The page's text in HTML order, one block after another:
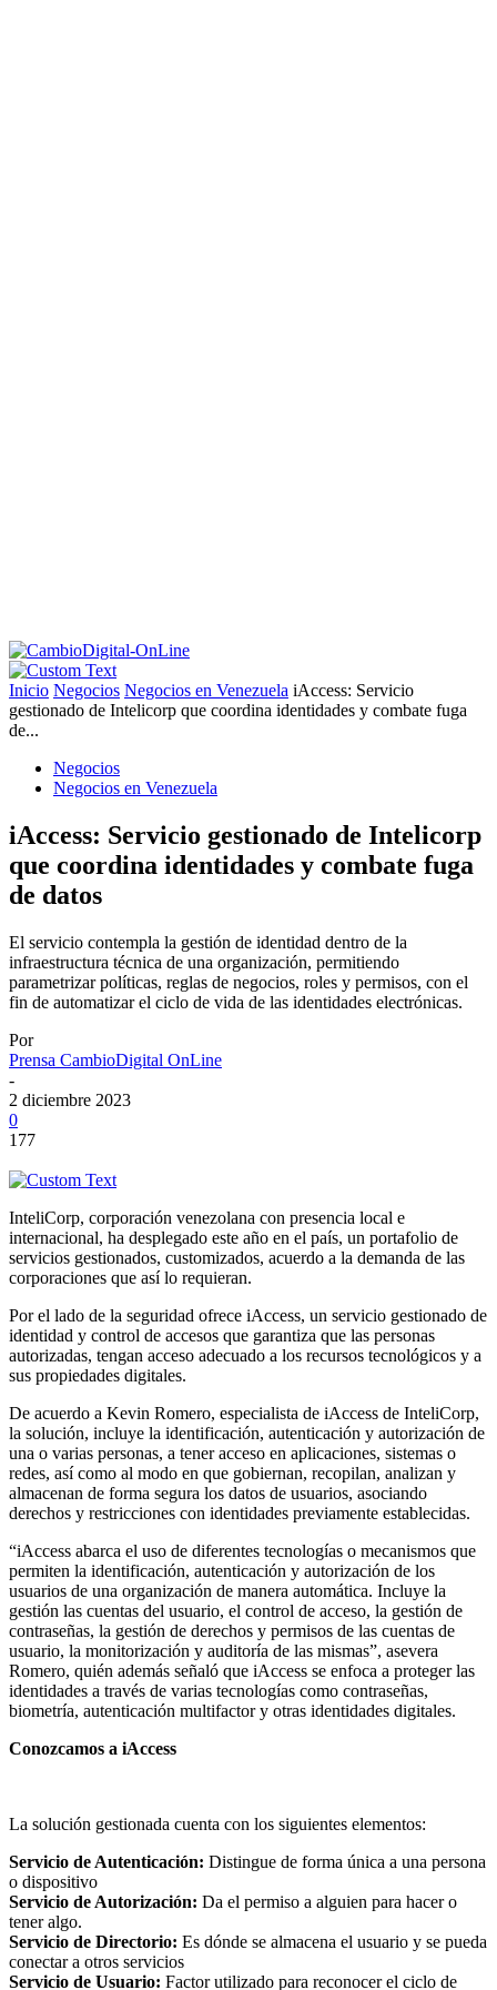
Inicio Negocios Negocios en Venezuela iAccess: Servicio
gestionado de Intelicorp que coordina identidades y combate fuga
de...
Negocios
Negocios en Venezuela
iAccess: Servicio gestionado de Intelicorp
que coordina identidades y combate fuga
de datos
El servicio contempla la gestión de identidad dentro de la
infraestructura técnica de una organización, permitiendo
parametrizar políticas, reglas de negocios, roles y permisos, con el
fin de automatizar el ciclo de vida de las identidades electrónicas.
Por
Prensa CambioDigital OnLine
-
2 diciembre 2023
0
177
InteliCorp, corporación venezolana con presencia local e
internacional, ha desplegado este año en el país, un portafolio de
servicios gestionados, customizados, acuerdo a la demanda de las
corporaciones que así lo requieran.
Por el lado de la seguridad ofrece iAccess, un servicio gestionado de
identidad y control de accesos que garantiza que las personas
autorizadas, tengan acceso adecuado a los recursos tecnológicos y a
sus propiedades digitales.
De acuerdo a Kevin Romero, especialista de iAccess de InteliCorp,
la solución, incluye la identificación, autenticación y autorización de
una o varias personas, a tener acceso en aplicaciones, sistemas o
redes, así como al modo en que gobiernan, recopilan, analizan y
almacenan de forma segura los datos de usuarios, asociando
derechos y restricciones con identidades previamente establecidas.
“iAccess abarca el uso de diferentes tecnologías o mecanismos que
permiten la identificación, autenticación y autorización de los
usuarios de una organización de manera automática. Incluye la
gestión las cuentas del usuario, el control de acceso, la gestión de
contraseñas, la gestión de derechos y permisos de las cuentas de
usuario, la monitorización y auditoría de las mismas”, asevera
Romero, quién además señaló que iAccess se enfoca a proteger las
identidades a través de varias tecnologías como contraseñas,
biometría, autenticación multifactor y otras identidades digitales.
Conozcamos a iAccess
La solución gestionada cuenta con los siguientes elementos:
Servicio de Autenticación: Distingue de forma única a una persona
o dispositivo
Servicio de Autorización: Da el permiso a alguien para hacer o
tener algo.
Servicio de Directorio: Es dónde se almacena el usuario y se pueda
conectar a otros servicios
Servicio de Usuario: Factor utilizado para reconocer el ciclo de